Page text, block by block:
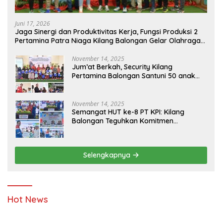
Juni 17, 2026
Jaga Sinergi dan Produktivitas Kerja, Fungsi Produksi 2
Pertamina Patra Niaga Kilang Balongan Gelar Olahraga
November 14, 2025
Jum’at Berkah, Security Kilang
Pertamina Balongan Santuni 50 anak
November 14, 2025
Semangat HUT ke-8 PT KPI: Kilang
Balongan Teguhkan Komitmen
Pendidikan
Selengkapnya
Hot News